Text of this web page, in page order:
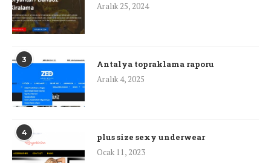
Aralık 25, 2024
3
Antalya topraklama raporu
Aralık 4, 2025
4
plus size sexy underwear
Ocak 11, 2023